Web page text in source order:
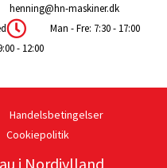
henning@hn-maskiner.dk
Man - Fre: 7:30 - 17:00
- 12:00
Handelsbetingelser
Cookiepolitik
i Nordjylland